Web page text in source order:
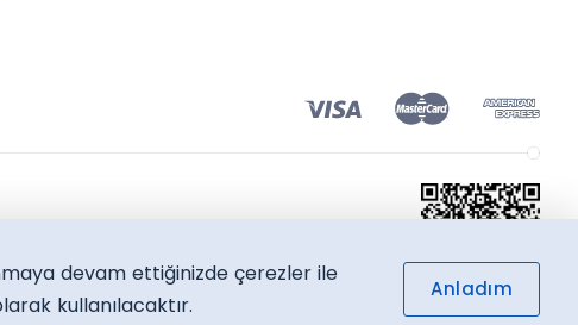
devam ettiğinizde çerezler ile
kullanılacaktır.
Anladım